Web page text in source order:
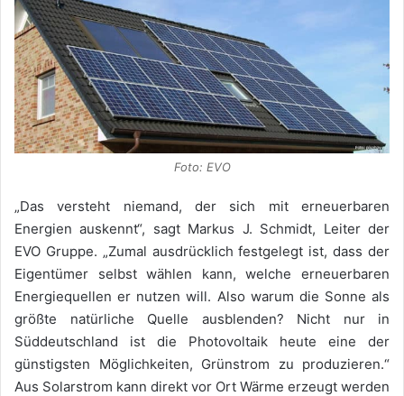
Foto: EVO
„Das versteht niemand, der sich mit erneuerbaren
Energien auskennt“, sagt Markus J. Schmidt, Leiter der
EVO Gruppe. „Zumal ausdrücklich festgelegt ist, dass der
Eigentümer selbst wählen kann, welche erneuerbaren
Energiequellen er nutzen will. Also warum die Sonne als
größte natürliche Quelle ausblenden? Nicht nur in
Süddeutschland ist die Photovoltaik heute eine der
günstigsten Möglichkeiten, Grünstrom zu produzieren.“
Aus Solarstrom kann direkt vor Ort Wärme erzeugt werden